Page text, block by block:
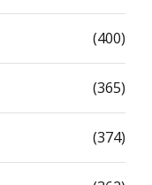
(400)
(365)
(374)